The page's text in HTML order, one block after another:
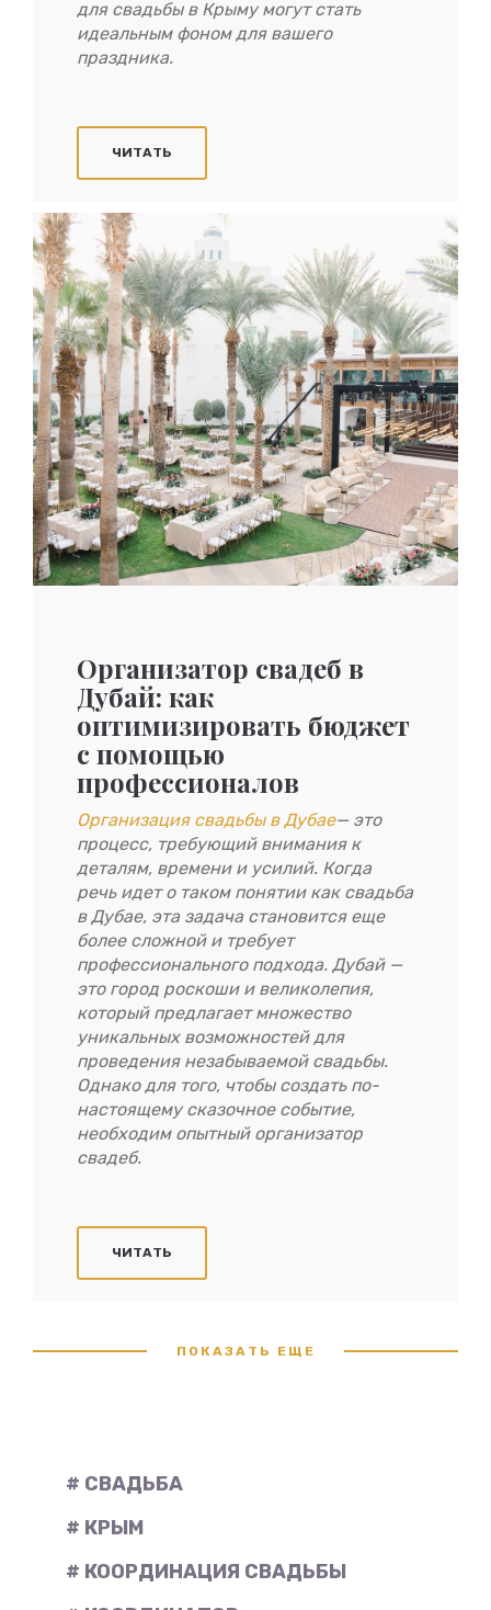
для свадьбы в Крыму могут стать
идеальным фоном для вашего
праздника.
ЧИТАТЬ
Организатор свадеб в
Дубай: как
оптимизировать бюджет
с помощью
профессионалов
Организация свадьбы в Дубае— это
процесс, требующий внимания к
деталям, времени и усилий. Когда
речь идет о таком понятии как свадьба
в Дубае, эта задача становится еще
более сложной и требует
профессионального подхода. Дубай —
это город роскоши и великолепия,
который предлагает множество
уникальных возможностей для
проведения незабываемой свадьбы.
Однако для того, чтобы создать по-
настоящему сказочное событие,
необходим опытный организатор
свадеб.
ЧИТАТЬ
ПОКАЗАТЬ ЕЩЕ
# СВАДЬБА
# КРЫМ
# КООРДИНАЦИЯ СВАДЬБЫ